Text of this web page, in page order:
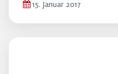
15. Januar 2017